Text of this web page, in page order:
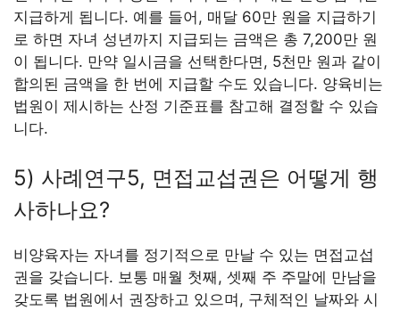
지급하게 됩니다. 예를 들어, 매달 60만 원을 지급하기
로 하면 자녀 성년까지 지급되는 금액은 총 7,200만 원
이 됩니다. 만약 일시금을 선택한다면, 5천만 원과 같이
합의된 금액을 한 번에 지급할 수도 있습니다. 양육비는
법원이 제시하는 산정 기준표를 참고해 결정할 수 있습
니다.
5) 사례연구5, 면접교섭권은 어떻게 행
사하나요?
비양육자는 자녀를 정기적으로 만날 수 있는 면접교섭
권을 갖습니다. 보통 매월 첫째, 셋째 주 주말에 만남을
갖도록 법원에서 권장하고 있으며, 구체적인 날짜와 시